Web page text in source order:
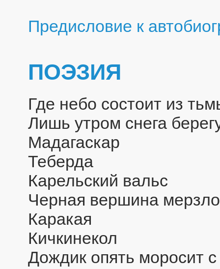
Предисловие к
ПОЭЗИЯ
Где небо состоит из
Лишь утром снега
Мадагаскар
Теберда
Карельский вальс
Черная вершина
Каракая
Кичкинекол
Дождик опять моросит с